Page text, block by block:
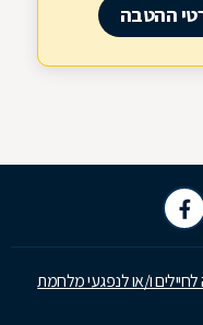
ההטבה
ו/או לנפגעי מלחמת